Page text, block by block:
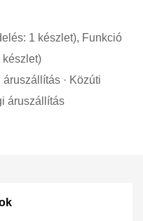
1 készlet), Funkció
készlet)
· Közúti
áruszállítás